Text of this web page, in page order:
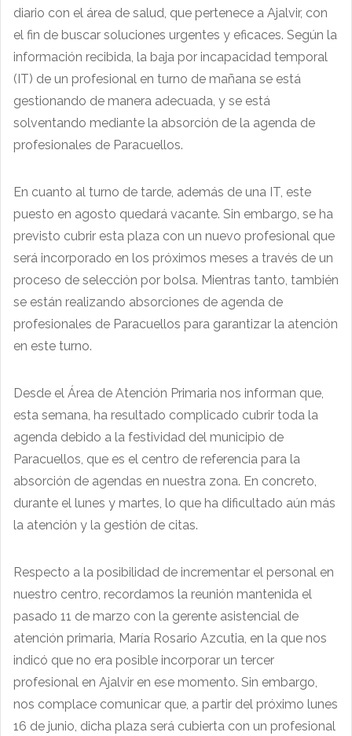
diario con el área de salud, que pertenece a Ajalvir, con
el fin de buscar soluciones urgentes y eficaces. Según la
información recibida, la baja por incapacidad temporal
(IT) de un profesional en turno de mañana se está
gestionando de manera adecuada, y se está
solventando mediante la absorción de la agenda de
profesionales de Paracuellos.
En cuanto al turno de tarde, además de una IT, este
puesto en agosto quedará vacante. Sin embargo, se ha
previsto cubrir esta plaza con un nuevo profesional que
será incorporado en los próximos meses a través de un
proceso de selección por bolsa. Mientras tanto, también
se están realizando absorciones de agenda de
profesionales de Paracuellos para garantizar la atención
en este turno.
Desde el Área de Atención Primaria nos informan que,
esta semana, ha resultado complicado cubrir toda la
agenda debido a la festividad del municipio de
Paracuellos, que es el centro de referencia para la
absorción de agendas en nuestra zona. En concreto,
durante el lunes y martes, lo que ha dificultado aún más
la atención y la gestión de citas.
Respecto a la posibilidad de incrementar el personal en
nuestro centro, recordamos la reunión mantenida el
pasado 11 de marzo con la gerente asistencial de
atención primaria, María Rosario Azcutia, en la que nos
indicó que no era posible incorporar un tercer
profesional en Ajalvir en ese momento. Sin embargo,
nos complace comunicar que, a partir del próximo lunes
16 de junio, dicha plaza será cubierta con un profesional